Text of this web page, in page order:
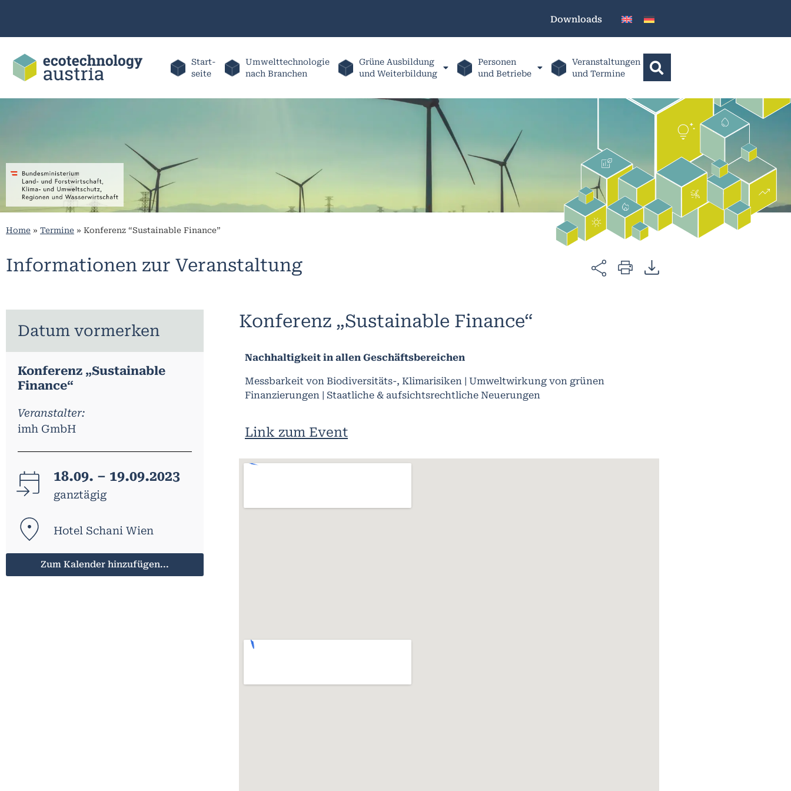
Downloads
Start-
seite
Umwelttechnologie
nach Branchen
Grüne Ausbildung
und Weiterbildung
Personen
und Betriebe
Veranstaltungen
und Termine
Home » Termine » Konferenz “Sustainable Finance”
Informationen zur Veranstaltung
Datum vormerken
Konferenz „Sustainable
Finance“
Veranstalter:
imh GmbH
18.09. – 19.09.2023
ganztägig
Hotel Schani Wien
Zum Kalender hinzufügen...
Konferenz „Sustainable Finance“
Nachhaltigkeit in allen Geschäftsbereichen
Messbarkeit von Biodiversitäts-, Klimarisiken | Umweltwirkung von grünen
Finanzierungen | Staatliche & aufsichtsrechtliche Neuerungen
Link zum Event